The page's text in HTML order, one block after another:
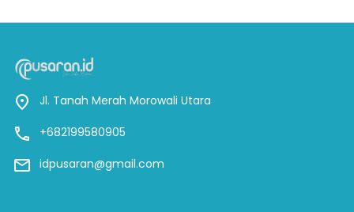
Jl. Tanah Merah Morowali Utara
+682199580905
idpusaran@gmail.com